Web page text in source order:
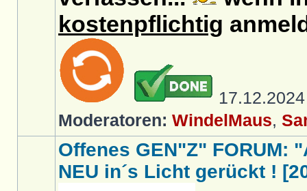
kostenpflichtig
Moderatoren: WindelMaus,
Offenes GEN"Z" FORUM:
NEU in´s Licht gerückt !